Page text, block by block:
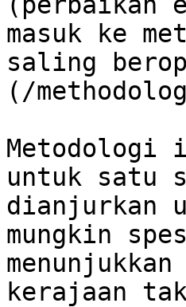
masuk ke
saling
(/
Metodologi
untuk satu
dianjurkan
mungkin
kerajaan